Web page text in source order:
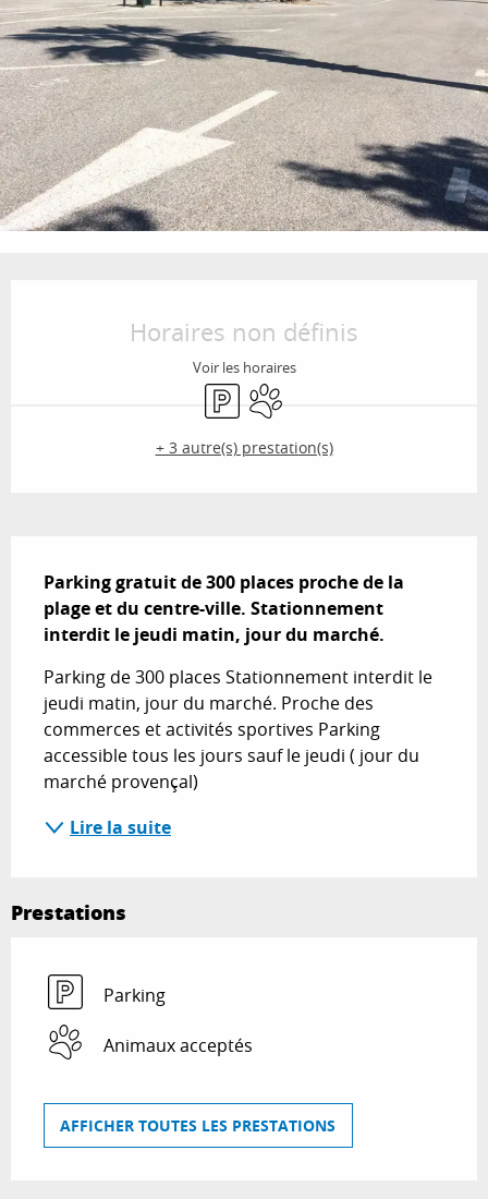
Horaires non définis
Voir les horaires
ParkingAnimaux acceptés
+ 3 autre(s) prestation(s)
Parking gratuit de 300 places proche de la
plage et du centre-ville. Stationnement
interdit le jeudi matin, jour du marché.
Parking de 300 places Stationnement interdit le
jeudi matin, jour du marché. Proche des
commerces et activités sportives Parking
accessible tous les jours sauf le jeudi ( jour du
marché provençal)
Lire la suite
Prestations
Parking
Animaux acceptés
AFFICHER TOUTES LES PRESTATIONS